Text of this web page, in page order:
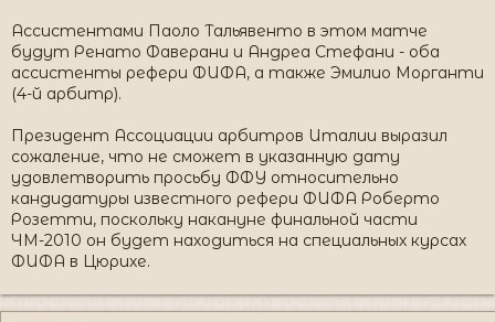
Ассистентами Паоло Тальявенто в этом матче
будут Ренато Фаверани и Андреа Стефани - оба
ассистенты рефери ФИФА, а также Эмилио Морганти
(4-й арбитр).
Президент Ассоциации арбитров Италии выразил
сожаление, что не сможет в указанную дату
удовлетворить просьбу ФФУ относительно
кандидатуры известного рефери ФИФА Роберто
Розетти, поскольку накануне финальной части
ЧМ-2010 он будет находиться на специальных курсах
ФИФА в Цюрихе.